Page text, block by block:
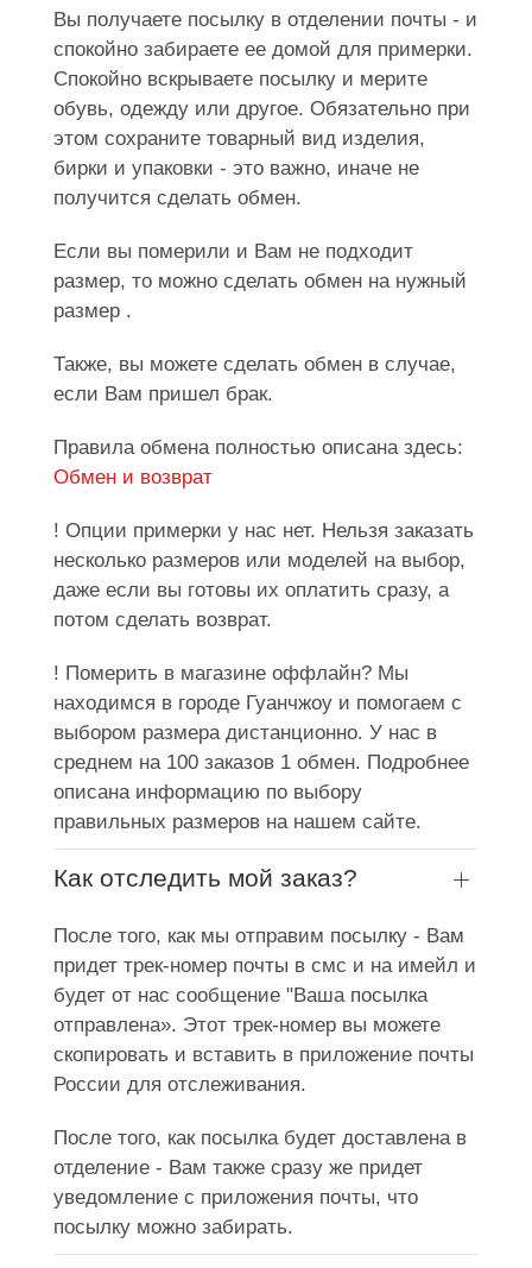
Вы получаете посылку в отделении почты - и
спокойно забираете ее домой для примерки.
Спокойно вскрываете посылку и мерите
обувь, одежду или другое. Обязательно при
этом сохраните товарный вид изделия,
бирки и упаковки - это важно, иначе не
получится сделать обмен.
Если вы померили и Вам не подходит
размер, то можно сделать обмен на нужный
размер .
Также, вы можете сделать обмен в случае,
если Вам пришел брак.
Правила обмена полностью описана здесь:
Обмен и возврат
! Опции примерки у нас нет. Нельзя заказать
несколько размеров или моделей на выбор,
даже если вы готовы их оплатить сразу, а
потом сделать возврат.
! Померить в магазине оффлайн? Мы
находимся в городе Гуанчжоу и помогаем с
выбором размера дистанционно. У нас в
среднем на 100 заказов 1 обмен. Подробнее
описана информацию по выбору
правильных размеров на нашем сайте.
Как отследить мой заказ?
После того, как мы отправим посылку - Вам
придет трек-номер почты в смс и на имейл и
будет от нас сообщение "Ваша посылка
отправлена». Этот трек-номер вы можете
скопировать и вставить в приложение почты
России для отслеживания.
После того, как посылка будет доставлена в
отделение - Вам также сразу же придет
уведомление с приложения почты, что
посылку можно забирать.